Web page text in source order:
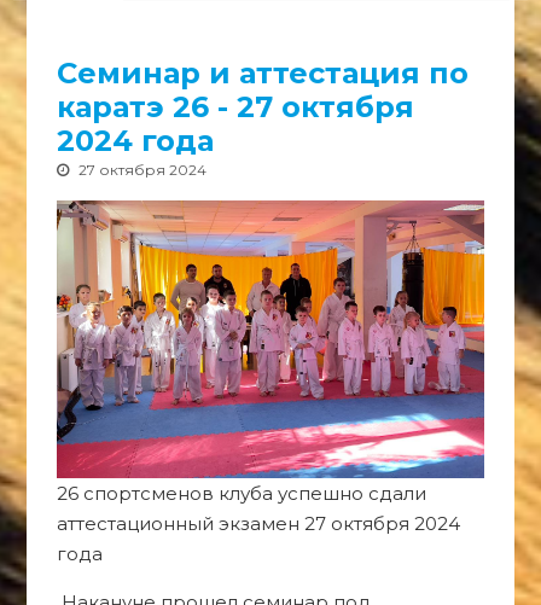
Семинар и аттестация по
каратэ 26 - 27 октября
2024 года
27 октября 2024
26 спортсменов клуба успешно сдали
аттестационный экзамен 27 октября 2024
года